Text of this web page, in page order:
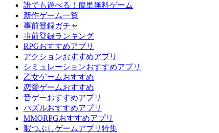
誰でも遊べる！簡単無料ゲーム
新作ゲーム一覧
事前登録ガチャ
事前登録ランキング
RPGおすすめアプリ
アクションおすすめアプリ
シミュレーションおすすめアプリ
乙女ゲームおすすめ
恋愛ゲームおすすめ
音ゲーおすすめアプリ
パズルおすすめアプリ
MMORPGおすすめアプリ
暇つぶしゲームアプリ特集